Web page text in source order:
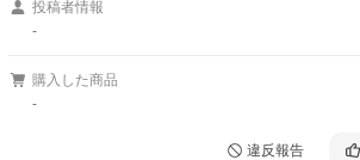
投稿者情報
-
購入した商品
-
違反報告